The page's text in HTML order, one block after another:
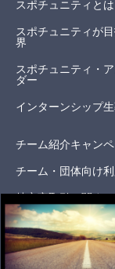
スポチュニティとは
スポチュニティが
界
スポチュニティ・
ダー
インターンシップ
チーム紹介キャン
チーム・団体向け
特定商取引に関す
お問い合わせ